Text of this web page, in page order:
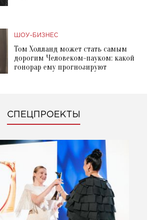
ШОУ-БИЗНЕС
Том Холланд может стать самым
дорогим Человеком-пауком: какой
гонорар ему прогнозируют
СПЕЦПРОЕКТЫ